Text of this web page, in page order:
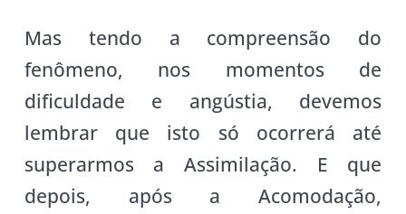
Mas tendo a compreensão do
fenômeno, nos momentos de
dificuldade e angústia, devemos
lembrar que isto só ocorrerá até
superarmos a Assimilação. E que
depois, após a Acomodação,